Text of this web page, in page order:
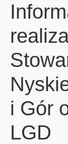
i Gór
LGD